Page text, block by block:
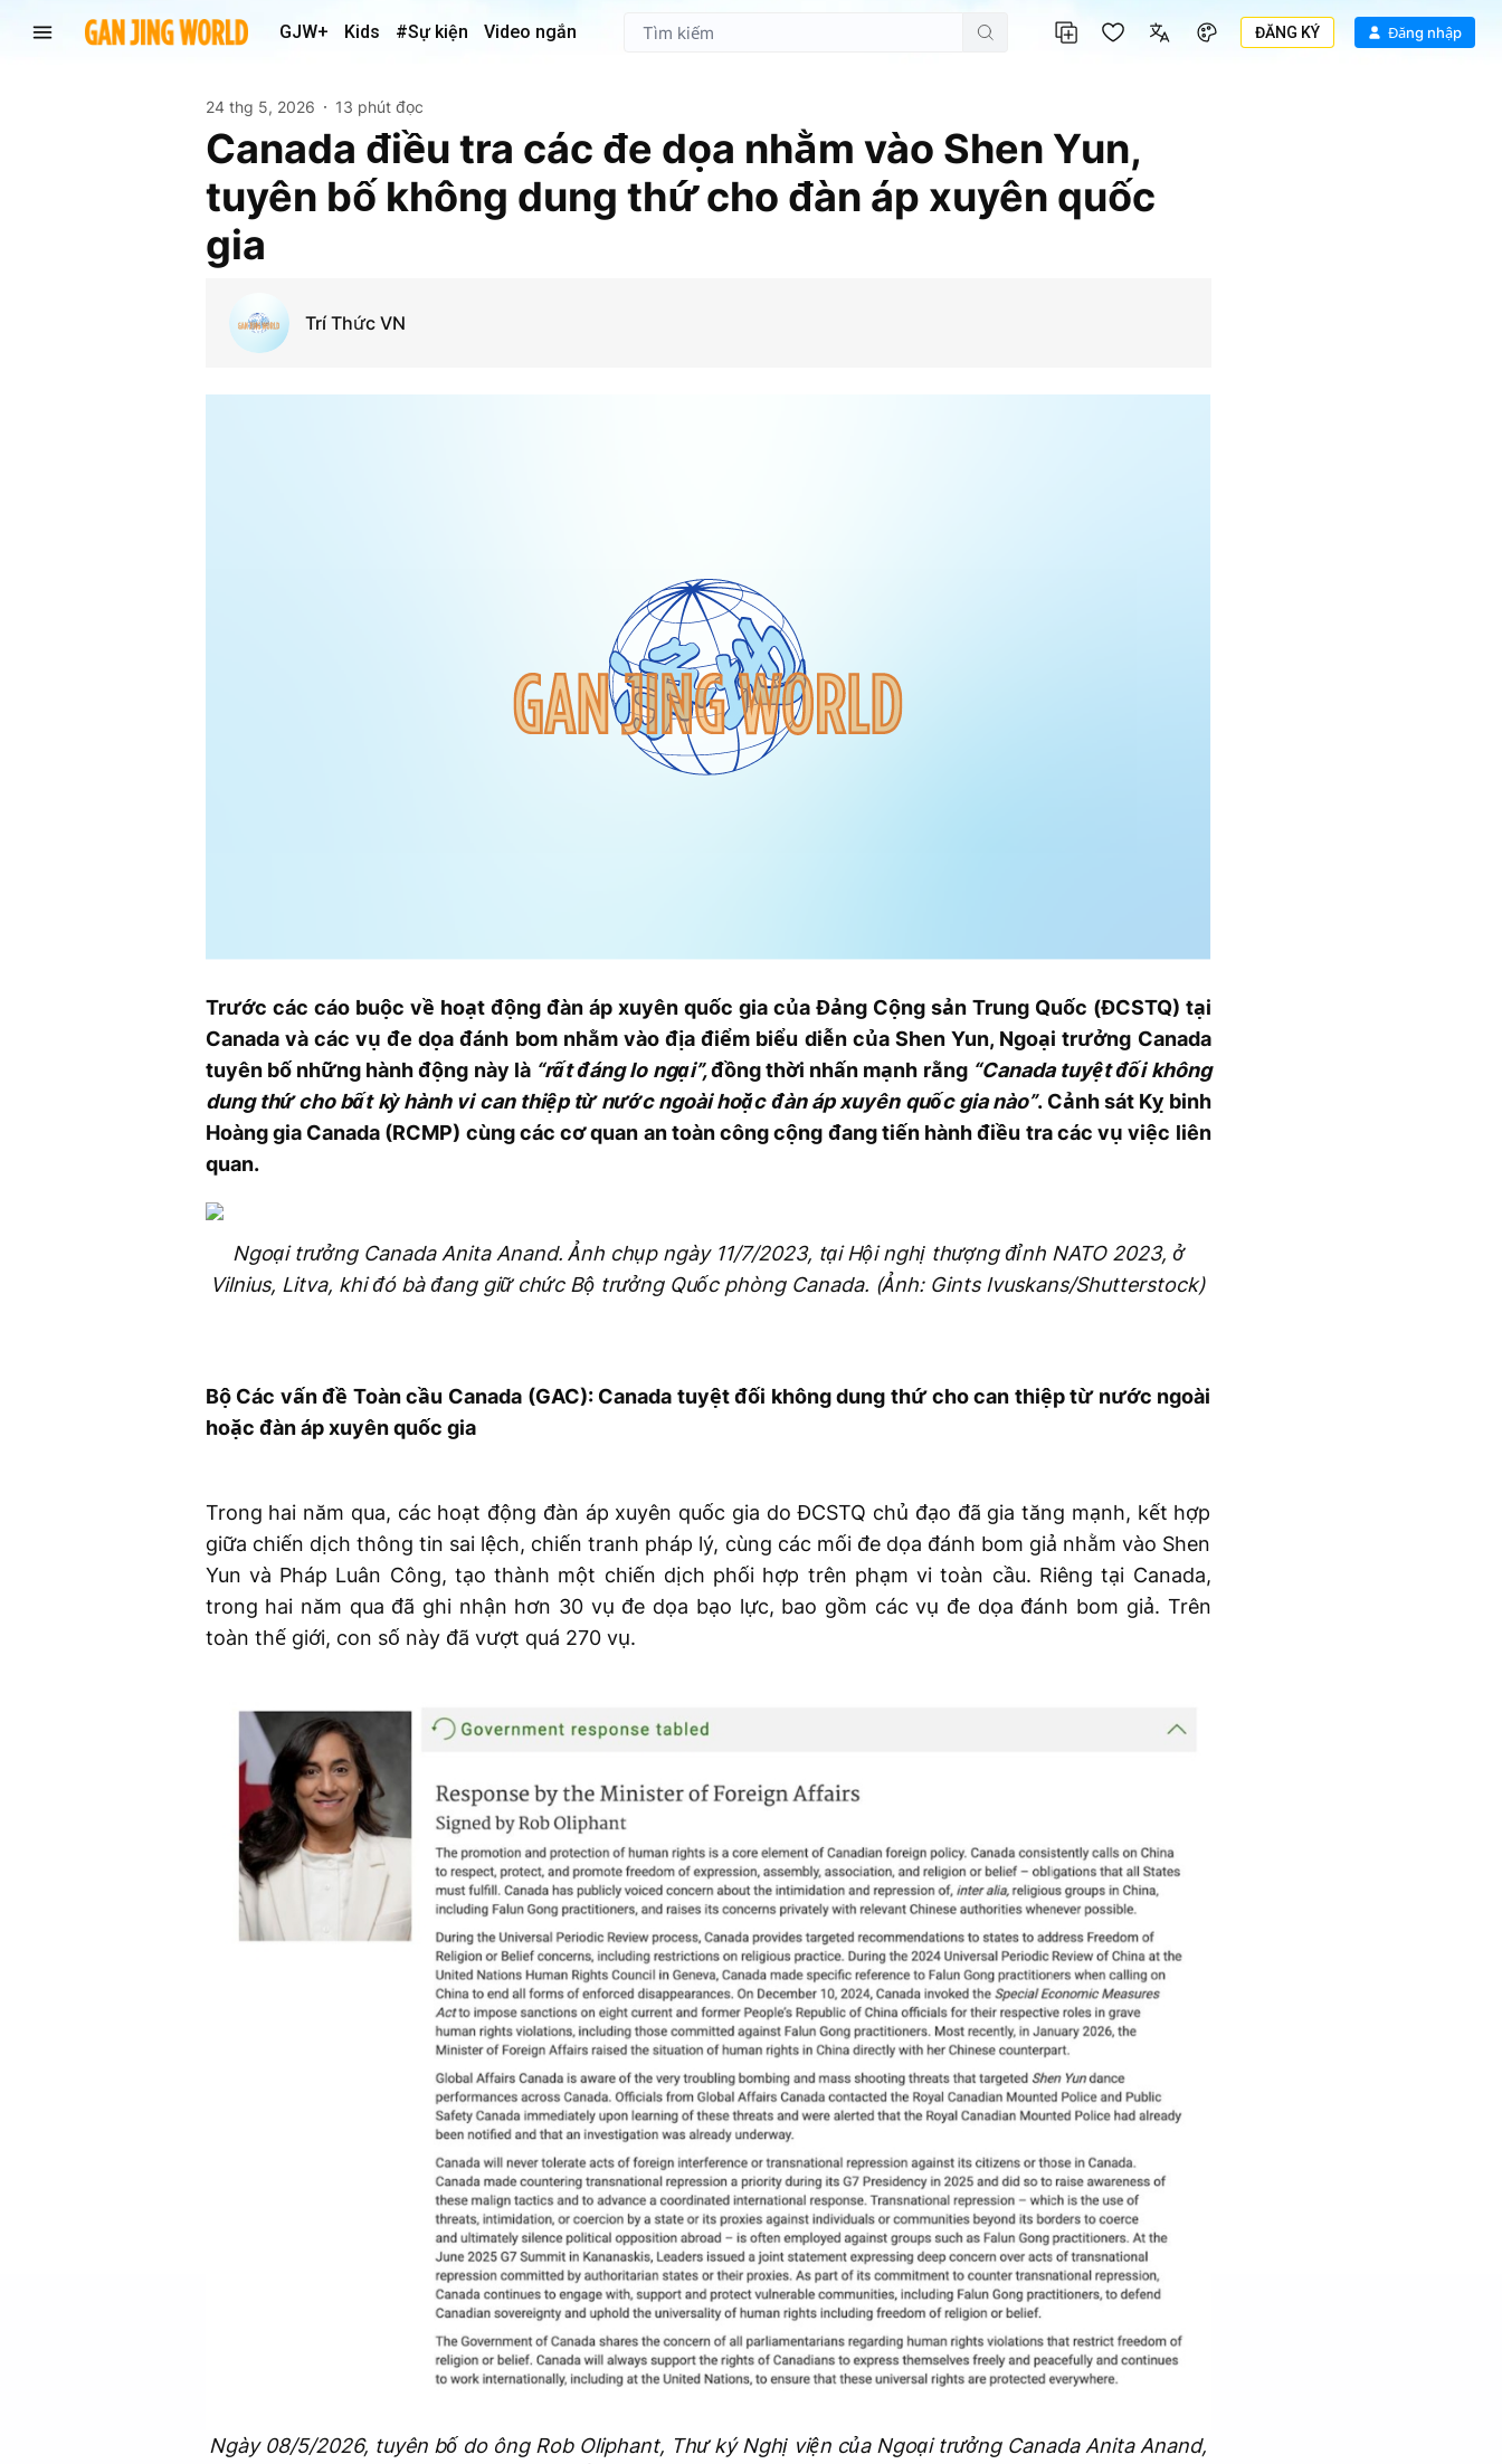
GJW+ Kids #Sự kiện Video ngắn ĐĂNG KÝ Đăng nhập
24 thg 5, 2026 13 phút đọc
Canada điều tra các đe dọa nhằm vào Shen Yun,
tuyên bố không dung thứ cho đàn áp xuyên quốc
gia
Trí Thức VN
Trước các cáo buộc về hoạt động đàn áp xuyên quốc gia của Đảng Cộng sản Trung Quốc (ĐCSTQ) tại
Canada và các vụ đe dọa đánh bom nhằm vào địa điểm biểu diễn của Shen Yun, Ngoại trưởng Canada
tuyên bố những hành động này là “rất đáng lo ngại”,đồng thời nhấn mạnh rằng“Canada tuyệt đối không
dung thứ cho bất kỳ hành vi can thiệp từ nước ngoài hoặc đàn áp xuyên quốc gia nào”. Cảnh sát Kỵ binh
Hoàng gia Canada (RCMP) cùng các cơ quan an toàn công cộng đang tiến hành điều tra các vụ việc liên
quan.
Ngoại trưởng Canada Anita Anand. Ảnh chụp ngày 11/7/2023, tại Hội nghị thượng đỉnh NATO 2023, ở
Vilnius, Litva, khi đó bà đang giữ chức Bộ trưởng Quốc phòng Canada. (Ảnh: Gints Ivuskans/Shutterstock)
Bộ Các vấn đề Toàn cầu Canada (GAC): Canada tuyệt đối không dung thứ cho can thiệp từ nước ngoài
hoặc đàn áp xuyên quốc gia
Trong hai năm qua, các hoạt động đàn áp xuyên quốc gia do ĐCSTQ chủ đạo đã gia tăng mạnh, kết hợp
giữa chiến dịch thông tin sai lệch, chiến tranh pháp lý, cùng các mối đe dọa đánh bom giả nhằm vào Shen
Yun và Pháp Luân Công, tạo thành một chiến dịch phối hợp trên phạm vi toàn cầu. Riêng tại Canada,
trong hai năm qua đã ghi nhận hơn 30 vụ đe dọa bạo lực, bao gồm các vụ đe dọa đánh bom giả. Trên
toàn thế giới, con số này đã vượt quá 270 vụ.
Ngày 08/5/2026, tuyên bố do ông Rob Oliphant, Thư ký Nghị viện của Ngoại trưởng Canada Anita Anand,